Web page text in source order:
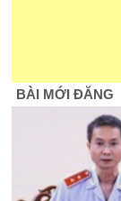
BÀI MỚI ĐĂNG